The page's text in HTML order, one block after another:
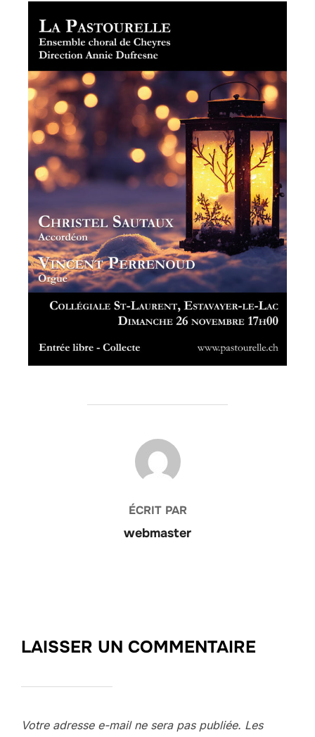
AUTEUR DE LA PUBLICATION
ÉCRIT PAR
webmaster
LAISSER UN COMMENTAIRE
Votre adresse e-mail ne sera pas publiée. Les